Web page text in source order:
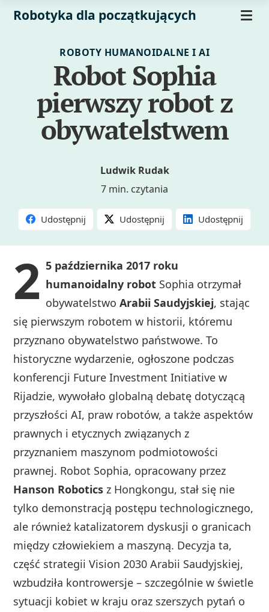
Robotyka dla początkujących
ROBOTY HUMANOIDALNE I AI
Robot Sophia
pierwszy robot z
obywatelstwem
Ludwik Rudak
7 min. czytania
Udostępnij Udostępnij Udostępnij
2 5 października 2017 roku
humanoidalny robot Sophia otrzymał
obywatelstwoArabii Saudyjskiej, stając
się pierwszym robotem w historii, któremu
przyznano obywatelstwo państwowe. To
historyczne wydarzenie, ogłoszone podczas
konferencji Future Investment Initiative w
Rijadzie, wywołało globalną debatę dotyczącą
przyszłości AI, praw robotów, a także aspektów
prawnych i etycznych związanych z
przyznaniem maszynom podmiotowości
prawnej. Robot Sophia, opracowany przez
Hanson Robotics z Hongkongu, stał się nie
tylko demonstracją postępu technologicznego,
ale również katalizatorem dyskusji o granicach
między człowiekiem a maszyną. Decyzja ta,
część strategii Vision 2030 Arabii Saudyjskiej,
wzbudziła kontrowersje – szczególnie w świetle
sytuacji kobiet w kraju oraz szerszych pytań o